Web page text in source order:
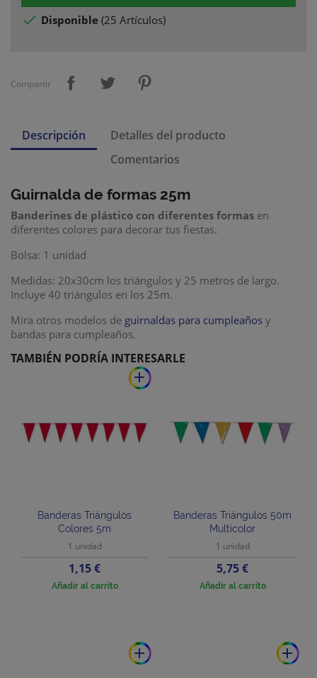
 Disponible (25 Artículos)
Compartir
Descripción
Detalles del producto
Comentarios
Guirnalda de formas 25m
Banderines de plástico con diferentes formas en
diferentes colores para decorar tus fiestas.
Bolsa: 1 unidad
Medidas: 20x30cm los triángulos y 25 metros de largo.
Incluye 40 triángulos en los 25m.
Mira otros modelos de guirnaldas para cumpleaños y
bandas para cumpleaños.
TAMBIÉN PODRÍA INTERESARLE
add
Banderas Triángulos
Colores 5m
1 unidad
Precio
1,15 €
Añadir al carrito
Banderas Triángulos 50m
Multicolor
1 unidad
Precio
5,75 €
Añadir al carrito
add add